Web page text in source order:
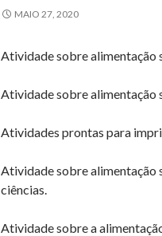
MAIO 27, 2020
Atividade sobre alimentação
Atividade sobre alimentação
Atividades prontas para
Atividade sobre alimentação
ciências.
Atividade sobre a